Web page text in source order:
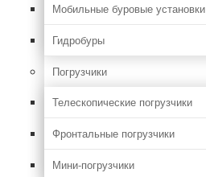
Мобильные буровые установки
Гидробуры
Погрузчики
Телескопические погрузчики
Фронтальные погрузчики
Мини-погрузчики